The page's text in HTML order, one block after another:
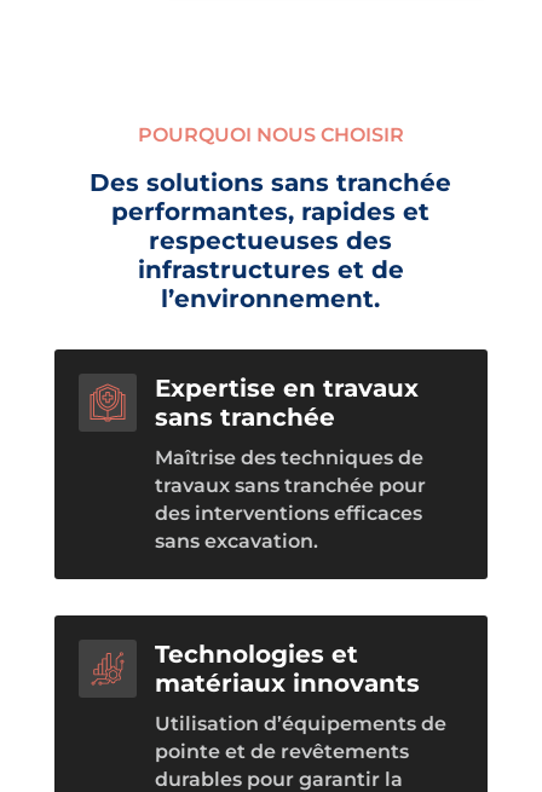
POURQUOI NOUS CHOISIR
Des solutions sans tranchée
performantes, rapides et
respectueuses des
infrastructures et de
l’environnement.
Expertise en travaux
sans tranchée
Maîtrise des techniques de
travaux sans tranchée pour
des interventions efficaces
sans excavation.
Technologies et
matériaux innovants
Utilisation d’équipements de
pointe et de revêtements
durables pour garantir la